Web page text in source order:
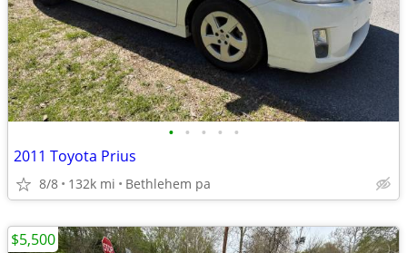
• • • • •
2011 Toyota Prius
8/8 132k mi Bethlehem pa
$5,500